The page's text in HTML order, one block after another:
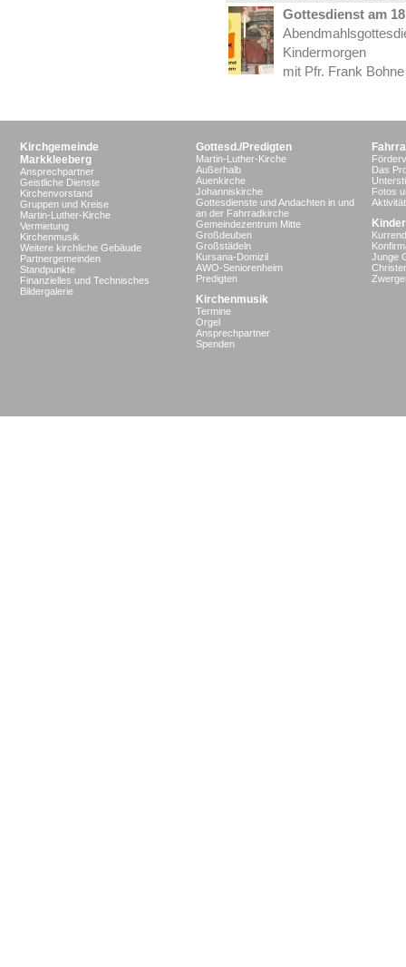
Gottesdienst am
Kindermorgen
mit Pfr. Frank Bohne
Kirchgemeinde
Markkleeberg
Ansprechpartner
Geistliche Dienste
Kirchenvorstand
Gruppen und Kreise
Martin-Luther-Kirche
Vermietung
Kirchenmusik
Weitere kirchliche Gebäude
Partnergemeinden
Standpunkte
Finanzielles und Technisches
Bildergalerie
Gottesd./Predigten
Martin-Luther-Kirche
Außerhalb
Auenkirche
Johanniskirche
Gottesdienste und Andachten in und
an der Fahrradkirche
Gemeindezentrum Mitte
Großdeuben
Großstädeln
Kursana-Domizil
AWO-Seniorenheim
Predigten
Kirchenmusik
Termine
Orgel
Ansprechpartner
Spenden
Das
Fotos
Junge